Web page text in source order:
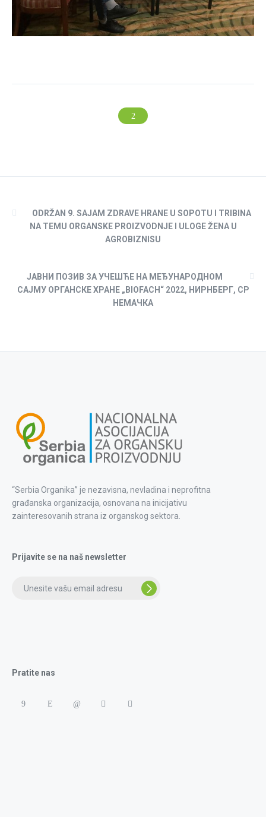
ODRŽAN 9. SAJAM ZDRAVE HRANE U SOPOTU I TRIBINA
NA TEMU ORGANSKE PROIZVODNJE I ULOGE ŽENA U
AGROBIZNISU
ЈАВНИ ПОЗИВ ЗА УЧЕШЋЕ НА МЕЂУНАРОДНОМ
САЈМУ ОРГАНСКЕ ХРАНЕ „BIOFACH“ 2022, НИРНБЕРГ, СР
НЕМАЧКА
“Serbia Organika” je nezavisna, nevladina i neprofitna
građanska organizacija, osnovana na inicijativu
zainteresovanih strana iz organskog sektora.
Prijavite se na naš newsletter
Pratite nas